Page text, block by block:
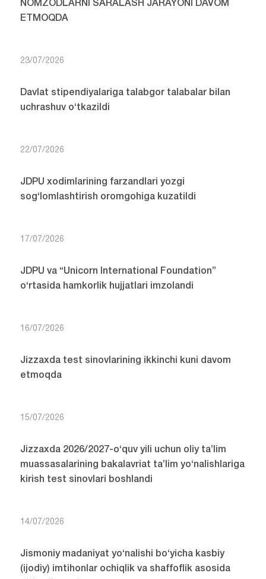
NOMZODLARNI SARALASH JARAYONI DAVOM
ETMOQDA
23/07/2026
Davlat stipendiyalariga talabgor talabalar bilan
uchrashuv o‘tkazildi
22/07/2026
JDPU xodimlarining farzandlari yozgi
sog‘lomlashtirish oromgohiga kuzatildi
17/07/2026
JDPU va “Unicorn International Foundation”
o‘rtasida hamkorlik hujjatlari imzolandi
16/07/2026
Jizzaxda test sinovlarining ikkinchi kuni davom
etmoqda
15/07/2026
Jizzaxda 2026/2027-o‘quv yili uchun oliy ta’lim
muassasalarining bakalavriat ta’lim yo‘nalishlariga
kirish test sinovlari boshlandi
14/07/2026
Jismoniy madaniyat yo‘nalishi bo‘yicha kasbiy
(ijodiy) imtihonlar ochiqlik va shaffoflik asosida